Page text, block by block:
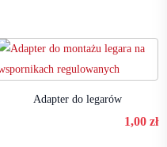
Adapter do legarów
1,00 zł